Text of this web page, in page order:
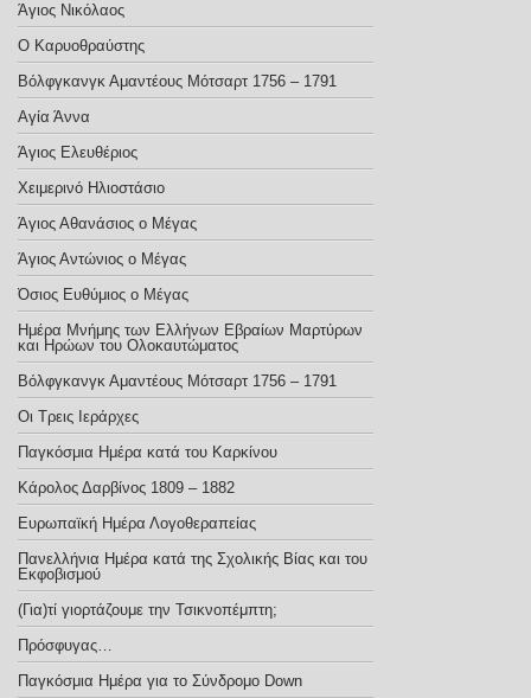
Άγιος Νικόλαος
Ο Καρυοθραύστης
Βόλφγκανγκ Αμαντέους Μότσαρτ 1756 – 1791
Αγία Άννα
Άγιος Ελευθέριος
Χειμερινό Ηλιοστάσιο
Άγιος Αθανάσιος ο Μέγας
Άγιος Αντώνιος ο Μέγας
Όσιος Ευθύμιος ο Μέγας
Ημέρα Μνήμης των Ελλήνων Εβραίων Μαρτύρων
και Ηρώων του Ολοκαυτώματος
Βόλφγκανγκ Αμαντέους Μότσαρτ 1756 – 1791
Οι Τρεις Ιεράρχες
Παγκόσμια Ημέρα κατά του Καρκίνου
Κάρολος Δαρβίνος 1809 – 1882
Ευρωπαϊκή Ημέρα Λογοθεραπείας
Πανελλήνια Ημέρα κατά της Σχολικής Βίας και του
Εκφοβισμού
(Για)τί γιορτάζουμε την Τσικνοπέμπτη;
Πρόσφυγας…
Παγκόσμια Ημέρα για το Σύνδρομο Down